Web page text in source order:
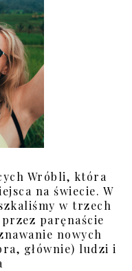
Wróbli, która
na świecie. W
w trzech
paręnaście
nowych
głównie) ludzi i